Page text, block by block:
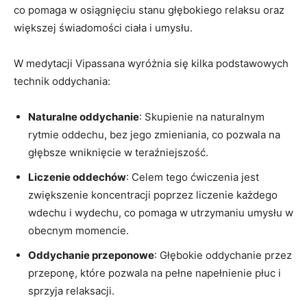
co ⁣pomaga w osiągnięciu⁤ stanu głębokiego relaksu oraz
większej świadomości ciała i umysłu.
W medytacji Vipassana ‍wyróżnia się kilka podstawowych
technik ⁣oddychania:
Naturalne oddychanie: Skupienie na⁢ naturalnym
rytmie oddechu, bez‍ jego⁢ zmieniania, co​ pozwala na
‍głębsze wniknięcie w teraźniejszość.
Liczenie oddechów: Celem ⁤tego ćwiczenia jest
zwiększenie koncentracji⁢ poprzez liczenie każdego
wdechu i wydechu, co pomaga w​ utrzymaniu umysłu w
obecnym momencie.
Oddychanie przeponowe: Głębokie oddychanie przez
przeponę, które pozwala na pełne napełnienie płuc i
sprzyja relaksacji.